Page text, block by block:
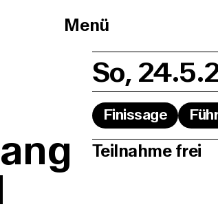
Menü
So,
Finissage
Teilnahme frei